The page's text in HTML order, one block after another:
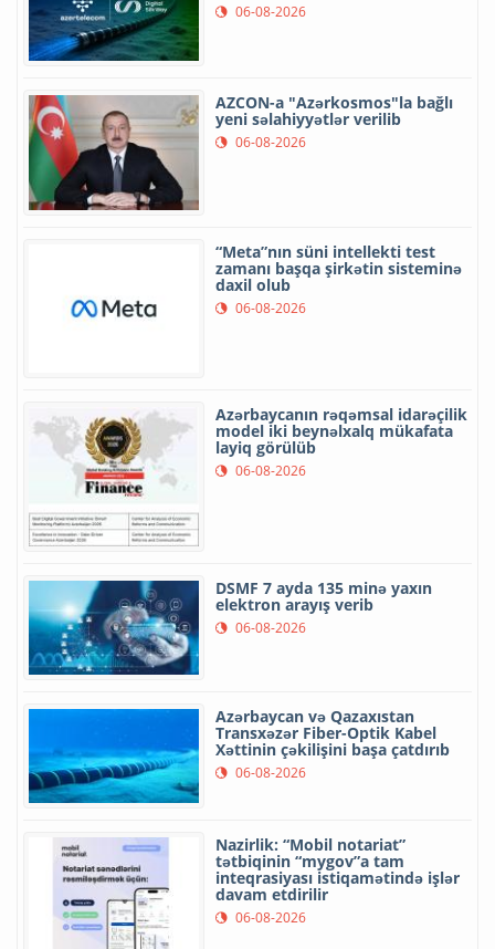
06-08-2026
AZCON-a "Azərkosmos"la bağlı
yeni səlahiyyətlər verilib
06-08-2026
“Meta”nın süni intellekti test
zamanı başqa şirkətin sisteminə
daxil olub
06-08-2026
Azərbaycanın rəqəmsal idarəçilik
model iki beynəlxalq mükafata
layiq görülüb
06-08-2026
DSMF 7 ayda 135 minə yaxın
elektron arayış verib
06-08-2026
Azərbaycan və Qazaxıstan
Transxəzər Fiber-Optik Kabel
Xəttinin çəkilişini başa çatdırıb
06-08-2026
Nazirlik: “Mobil notariat”
tətbiqinin “mygov”a tam
inteqrasiyası istiqamətində işlər
davam etdirilir
06-08-2026